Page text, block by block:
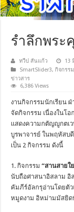
รำลึกพระ
ทวีป สันแก้ว
13
SmartSlider3, กิจกรรม
ข่าวสาร
6,386 Views
งานกิจกรรมนักเรียน
จัดกิจกรรม เนื่องในโ
แสดงความกตัญญูกตเ
บูรพาจารย์ ในพฤหัสบ
เป็น 2 กิจกรรม ดังนี้
1. กิจกรรม“สานสายใ
นับถือศาสนาอิสลาม อิ
คัมภีร์อัลกรุอ่านโดยตั
หมูดงาม อิหม่ามมัสยิด